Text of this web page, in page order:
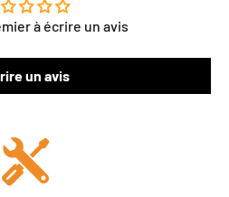
à écrire un avis
un avis